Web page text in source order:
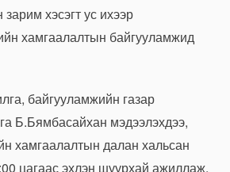
хэсэгт ус ихээр
хамгаалалтын байгууламжид
байгууламжийн газар
Б.Бямбасайхан мэдээлэхдээ,
хамгаалалтын далан хальсан
цагаас эхлэн шуурхай ажиллаж,